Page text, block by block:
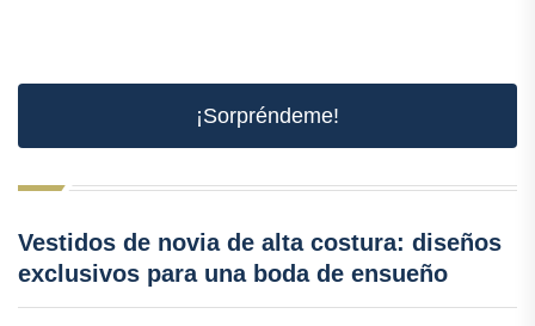
¡Sorpréndeme!
Vestidos de novia de alta costura: diseños
exclusivos para una boda de ensueño